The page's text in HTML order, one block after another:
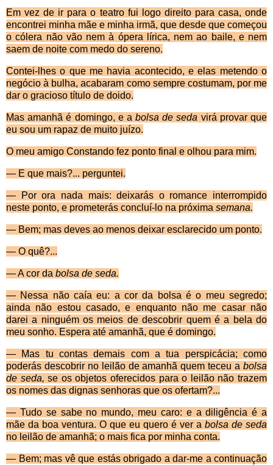
Em vez de ir para o teatro fui logo direito para casa, onde
encontrei minha mãe e minha irmã, que desde que começou
o cólera não vão nem à ópera lírica, nem ao baile, e nem
saem de noite com medo do sereno.
Contei-lhes o que me havia acontecido, e elas me­tendo o
negócio à bulha, acabaram como sempre cos­tumam, por me
dar o gracioso título de doido.
Mas amanhã é domingo, e abolsa de seda virá provar que
eu sou um rapaz de muito juízo.
O meu amigo Constando fez ponto final e olhou para mim.
— E que mais?... perguntei.
— Por ora nada mais: deixarás o romance interrom­pido
neste ponto, e prometerás concluí-lo na próxima semana.
— Bem; mas deves ao menos deixar esclarecido um ponto.
— O quê?...
— A cor da bolsa de seda.
— Nessa não caía eu: a cor da bolsa é o meu segredo;
ainda não estou casado, e enquanto não me casar não
darei a ninguém os meios de descobrir quem é a bela do
meu sonho. Espera até amanhã, que é domingo.
— Mas tu contas demais com a tua perspicácia; como
poderás descobrir no leilão de amanhã quem teceu a bolsa
de seda,se os objetos oferecidos para o leilão não trazem
os nomes das dignas senhoras que os ofertam?...
— Tudo se sabe no mundo, meu caro: e a diligência é a
mãe da boa ventura. O que eu quero é ver a bolsa de seda
no leilão de amanhã; o mais fica por minha conta.
— Bem; mas vê que estás obrigado a dar-me a con­tinuação